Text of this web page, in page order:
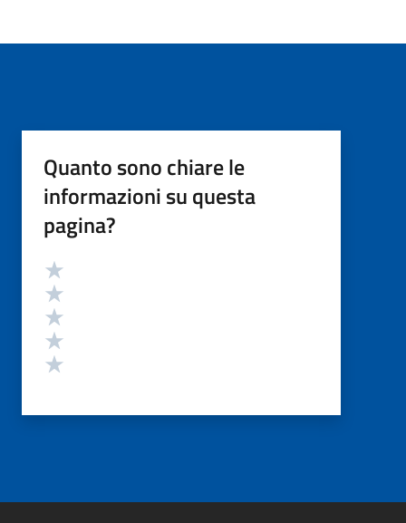
Quanto sono chiare le
informazioni su questa
pagina?
Valutazione